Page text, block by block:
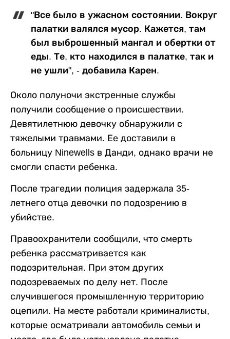
"Все было в ужасном состоянии. Вокруг
палатки валялся мусор. Кажется, там
был выброшенный мангал и обертки от
еды. Те, кто находился в палатке, так и
не ушли", - добавила Карен.
Около полуночи экстренные службы
получили сообщение о происшествии.
Девятилетнюю девочку обнаружили с
тяжелыми травмами. Ее доставили в
больницу Ninewells в Данди, однако врачи не
смогли спасти ребенка.
После трагедии полиция задержала 35-
летнего отца девочки по подозрению в
убийстве.
Правоохранители сообщили, что смерть
ребенка рассматривается как
подозрительная. При этом других
подозреваемых по делу нет. После
случившегося промышленную территорию
оцепили. На месте работали криминалисты,
которые осматривали автомобиль семьи и